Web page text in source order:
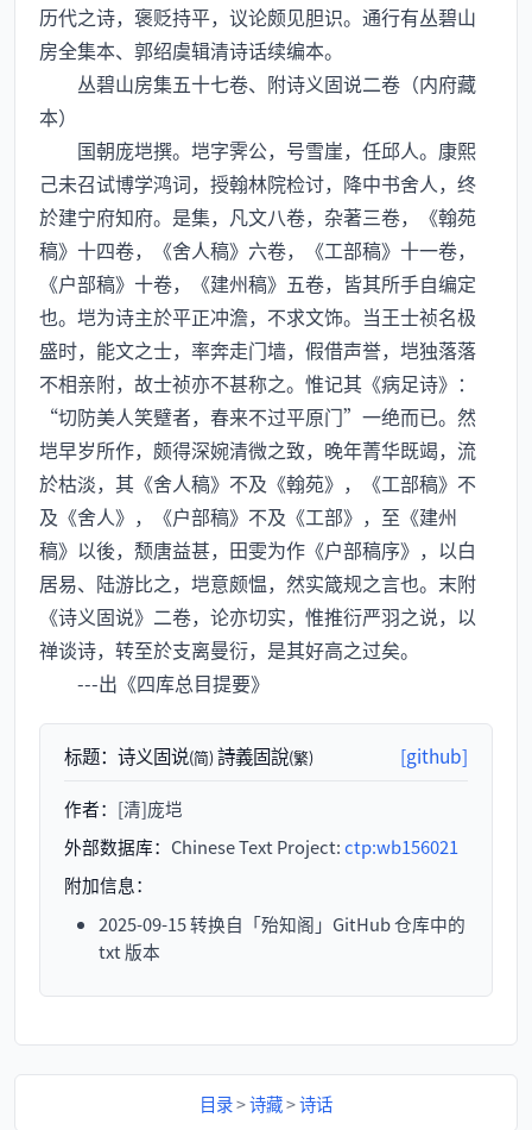
历代之诗，褒贬持平，议论颇见胆识。通行有丛碧山
房全集本、郭绍虞辑清诗话续编本。
丛碧山房集五十七卷、附诗义固说二卷（内府藏
本）
国朝庞垲撰。垲字霁公，号雪崖，任邱人。康熙
己未召试博学鸿词，授翰林院检讨，降中书舍人，终
於建宁府知府。是集，凡文八卷，杂著三卷，《翰苑
稿》十四卷，《舍人稿》六卷，《工部稿》十一卷，
《户部稿》十卷，《建州稿》五卷，皆其所手自编定
也。垲为诗主於平正冲澹，不求文饰。当王士祯名极
盛时，能文之士，率奔走门墙，假借声誉，垲独落落
不相亲附，故士祯亦不甚称之。惟记其《病足诗》：
“切防美人笑躄者，春来不过平原门”一绝而已。然
垲早岁所作，颇得深婉清微之致，晚年菁华既竭，流
於枯淡，其《舍人稿》不及《翰苑》，《工部稿》不
及《舍人》，《户部稿》不及《工部》，至《建州
稿》以後，颓唐益甚，田雯为作《户部稿序》，以白
居易、陆游比之，垲意颇愠，然实箴规之言也。末附
《诗义固说》二卷，论亦切实，惟推衍严羽之说，以
禅谈诗，转至於支离曼衍，是其好高之过矣。
---出《四库总目提要》
标题： 诗义固说(简)詩義固說(繁) [github]
作者： [清]庞垲
外部数据库： Chinese Text Project:ctp:wb156021
附加信息：
2025-09-15 转换自「殆知阁」GitHub 仓库中的
txt 版本
目录>诗藏>诗话